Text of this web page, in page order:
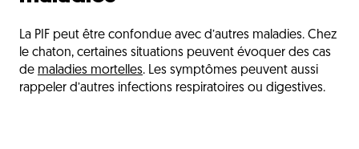
La PIF peut être confondue avec d’autres maladies. Chez
le chaton, certaines situations peuvent évoquer des cas
de maladies mortelles. Les symptômes peuvent aussi
rappeler d’autres infections respiratoires ou digestives.